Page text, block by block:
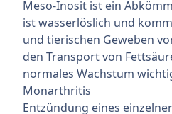
Meso-Inosit ist ein
ist wasserlöslich und
und tierischen Geweben
den Transport von
normales Wachstum
Monarthritis
Entzündung eines